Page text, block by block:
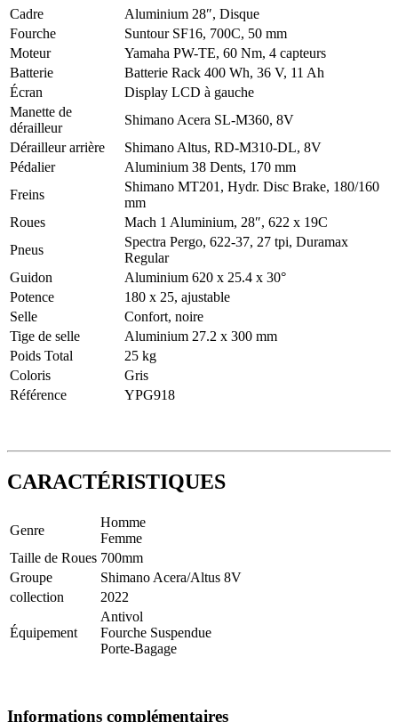
Cadre
Aluminium 28″, Disque
Fourche
Suntour SF16, 700C, 50 mm
Moteur
Yamaha PW-TE, 60 Nm, 4 capteurs
Batterie
Batterie Rack 400 Wh, 36 V, 11 Ah
Écran
Display LCD à gauche
Manette de
dérailleur
Shimano Acera SL-M360, 8V
Dérailleur arrière
Shimano Altus, RD-M310-DL, 8V
Pédalier
Aluminium 38 Dents, 170 mm
Freins
Shimano MT201, Hydr. Disc Brake, 180/160
mm
Roues
Mach 1 Aluminium, 28″, 622 x 19C
Pneus
Spectra Pergo, 622-37, 27 tpi, Duramax
Regular
Guidon
Aluminium 620 x 25.4 x 30°
Potence
180 x 25, ajustable
Selle
Confort, noire
Tige de selle
Aluminium 27.2 x 300 mm
Poids Total
25 kg
Coloris
Gris
Référence
YPG918
CARACTÉRISTIQUES
Genre
Homme
Femme
Taille de Roues 700mm
Groupe
Shimano Acera/Altus 8V
collection
2022
Équipement
Antivol
Fourche Suspendue
Porte-Bagage
Informations complémentaires